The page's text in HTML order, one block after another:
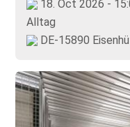
18. Oct 2026 -
Alltag
DE-15890